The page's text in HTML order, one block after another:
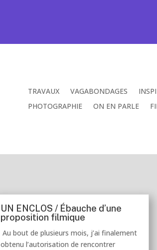
TRAVAUX VAGABONDAGES
PHOTOGRAPHIE
ON EN PARLE
UN ENCLOS / Ébauche d’une
proposition filmique
Au bout de plusieurs mois, j’ai finalement
obtenu l’autorisation de rencontrer